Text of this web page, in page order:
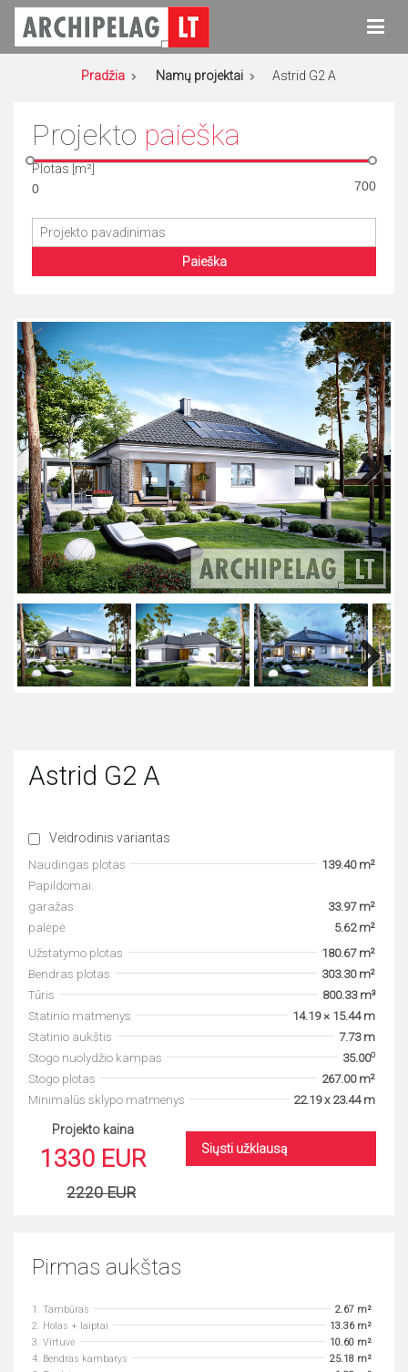
Eiti
turinio
Archipelag
Namų projektai
Pradžia Namų projektai Astrid G2 A
Projekto paieška
Plotas [m²]
Paieška
Next
Astrid G2 A
Veidrodinis variantas
Naudingas plotas
139.40 m²
Papildomai:
garažas
33.97 m²
palėpė
5.62 m²
Užstatymo plotas
180.67 m²
Bendras plotas
303.30 m²
Tūris
800.33 m³
Statinio matmenys
14.19 × 15.44 m
Statinio aukštis
7.73 m
Stogo nuolydžio kampas
35.00o
Stogo plotas
267.00 m²
Minimalūs sklypo matmenys
22.19 x 23.44 m
Projekto kaina
1330 EUR
2220 EUR
Siųsti užklausą
Pirmas aukštas
1. Tambūras
2.67 m²
2. Holas + laiptai
13.36 m²
3. Virtuvė
10.60 m²
4. Bendras kambarys
25.18 m²